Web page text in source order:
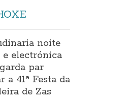
noite
electrónica
par
a 41ª Festa da
de Zas